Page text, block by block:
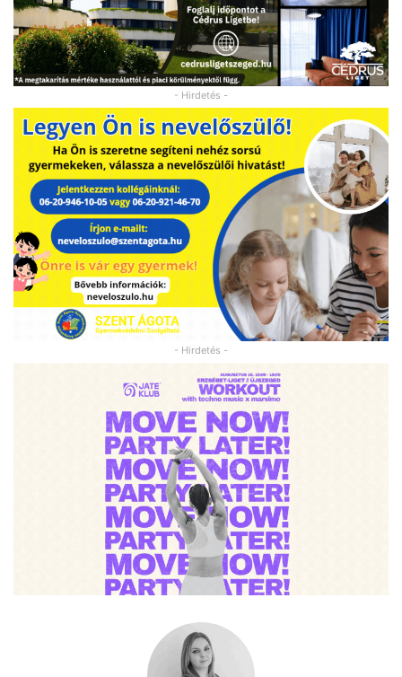
- Hirdetés -
- Hirdetés -